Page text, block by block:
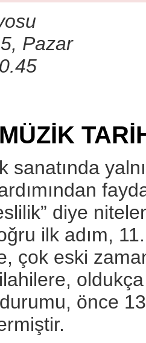
Pazar
MÜZİK
diye
ilk adım,
çok eski
önce